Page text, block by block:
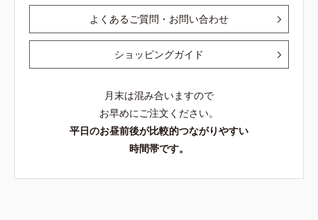
よくあるご質問・お問い合わせ
ショッピングガイド
月末は混み合いますので
お早めにご注文ください。
平日のお昼前後が比較的つながりやすい
時間帯です。